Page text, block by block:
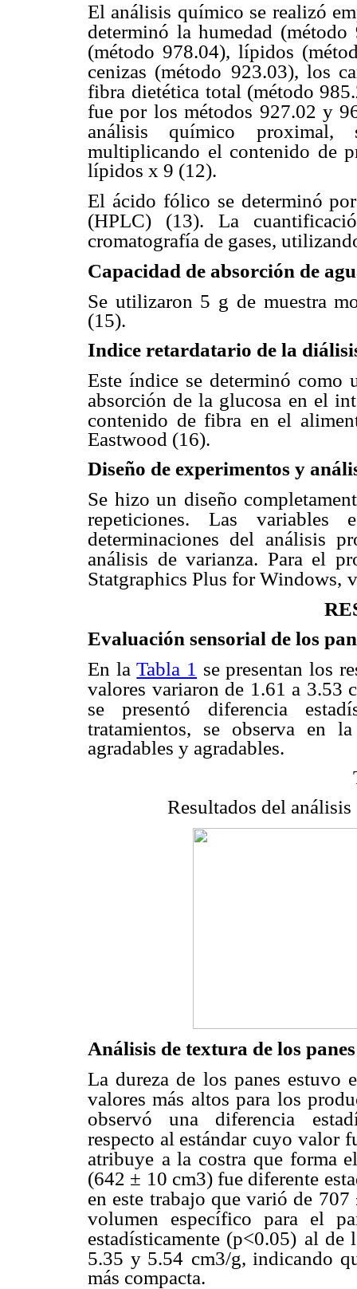
El análisis químico se realizó
determinó la humedad (método
(método 978.04), lípidos
cenizas (método 923.03), los
fibra dietética total (método
fue por los métodos 927.02 y
análisis químico
multiplicando el contenido de
lípidos x 9 (12).
El ácido fólico se determinó
(HPLC) (13). La
cromatografía de gases,
Capacidad de absorción de
Se utilizaron 5 g de muestra
(15).
Indice retardatario de la
Este índice se determinó como
absorción de la glucosa en el
contenido de fibra en el
Eastwood (16).
Diseño de experimentos y
Se hizo un diseño
repeticiones. Las variables
determinaciones del análisis
análisis de varianza. Para el
Statgraphics Plus for Windows,
Evaluación sensorial de los
En laTabla 1 se presentan los
valores variaron de 1.61 a 3.53
se presentó diferencia
tratamientos, se observa en la
agradables y agradables.
Resultados del
Análisis de textura de los panes
La dureza de los panes estuvo
valores más altos para los
observó una diferencia
respecto al estándar cuyo valor
atribuye a la costra que forma
(642 ± 10 cm3) fue diferente
en este trabajo que varió de
volumen específico para el
estadísticamente (p<0.05) al de
5.35 y 5.54 cm3/g, indicando
más compacta.